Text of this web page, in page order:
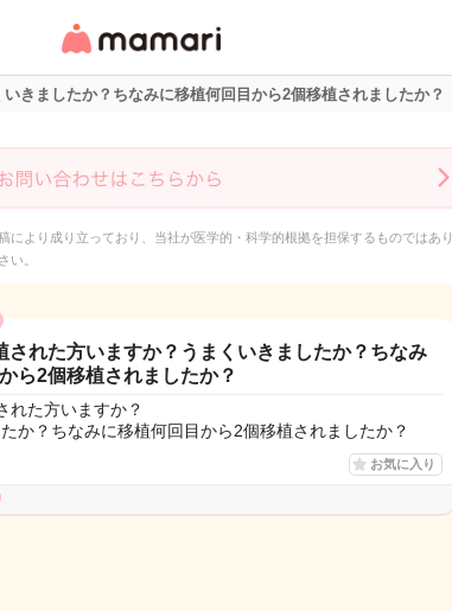
リ・情報サイト
きましたか？ちなみに移植何回目から2個移植されましたか？
より成り立っており、当社が医学的・科学的根拠を担保するものではあり
い。
された方いますか？うまくいきましたか？ちなみ
ら2個移植されましたか？
れた方いますか？
か？ちなみに移植何回目から2個移植されましたか？
お気に入り